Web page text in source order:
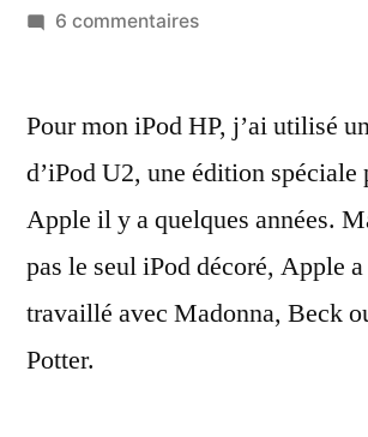
par
6 commentairessur
en
limitées/spéciales
:
Madonna,
Harry
Pour mon iPod HP, j’ai utilisé
d’iPod U2, une édition spéciale
Apple il y a quelques années.
pas le seul iPod décoré, Apple
travaillé avec Madonna, Beck
Potter.